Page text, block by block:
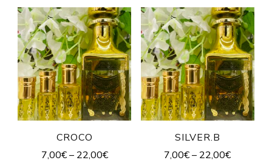
CROCO
7,00€– 22,00€
SILVER.B
7,00€– 22,00€